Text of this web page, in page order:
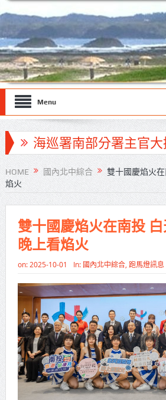
Menu
海巡署南部分署主官
勉提升巡防戰力
北市鮮奶週報再升級！
擴大至國中生
雙北合作里程碑！萬
侯友宜蔣萬安攜手視察
北形象館亮相
打鐵厝北側產業園區
動土創造千個就業機會
高雄「三民運動中心
邁、運動部長李洋各界
HOME 國內北中綜合
雙十國慶焰火
焰火
雙十國慶焰火在南投 白
晚上看焰火
on: 2025-10-01 In: 國內北中綜合, 跑馬燈訊息